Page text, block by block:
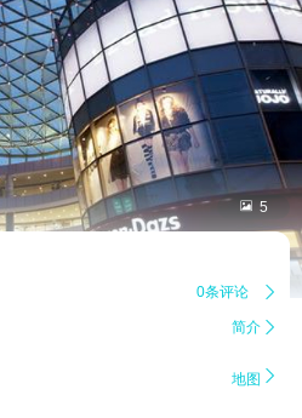
 5
0条评论 
简介 
地图 